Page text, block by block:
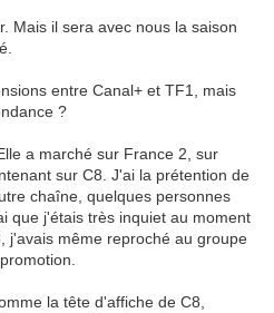
Mais il sera avec nous la saison
entre Canal+ et TF1, mais
?
a marché sur France 2, sur
sur C8. J'ai la prétention de
chaîne, quelques personnes
que j'étais très inquiet au moment
j'avais même reproché au groupe
la tête d'affiche de C8,